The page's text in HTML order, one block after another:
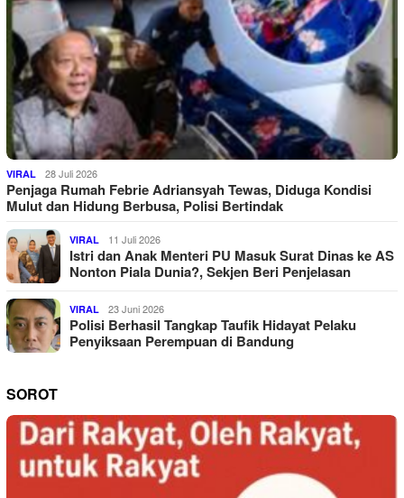
VIRAL 28 Juli 2026
Penjaga Rumah Febrie Adriansyah Tewas, Diduga Kondisi
Mulut dan Hidung Berbusa, Polisi Bertindak
VIRAL 11 Juli 2026
Istri dan Anak Menteri PU Masuk Surat Dinas ke AS
Nonton Piala Dunia?, Sekjen Beri Penjelasan
VIRAL 23 Juni 2026
Polisi Berhasil Tangkap Taufik Hidayat Pelaku
Penyiksaan Perempuan di Bandung
SOROT